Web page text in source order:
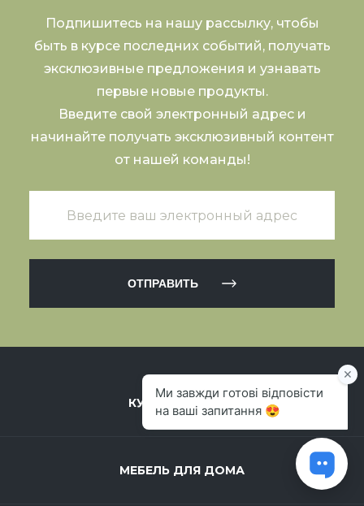
Подпишитесь на нашу рассылку, чтобы
быть в курсе последних событий, получать
эксклюзивные предложения и узнавать
первые новые продукты.
Введите свой электронный адрес и
начинайте получать эксклюзивный контент
от нашей команды!
ОТПРАВИТЬ
КУХНИ НА ЗАКАЗ
МЕБЕЛЬ ДЛЯ ДОМА